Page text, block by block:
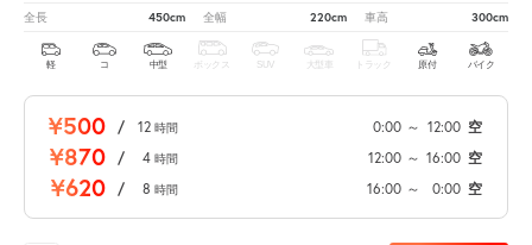
全長 450cm 全幅 220cm 車高 300cm
軽 コ 中型 ボックス SUV 大型車 トラック 原付 バイク
¥500 / 12 時間 0:00 ～ 12:00 空
¥870 / 4 時間 12:00 ～ 16:00 空
¥620 / 8 時間 16:00 ～ 0:00 空